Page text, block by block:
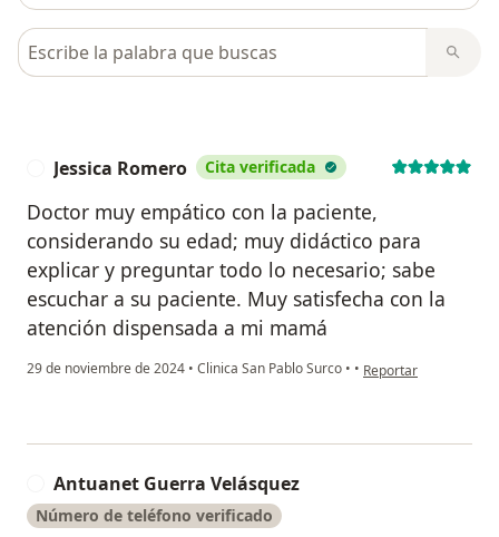
Busca en opiniones
Jessica Romero Cita verificada
Doctor muy empático con la paciente,
considerando su edad; muy didáctico para
explicar y preguntar todo lo necesario; sabe
escuchar a su paciente. Muy satisfecha con la
atención dispensada a mi mamá
29 de noviembre de 2024 • Clinica San Pablo Surco • • en opinión del
Reportar
Antuanet Guerra Velásquez
Número de teléfono verificado